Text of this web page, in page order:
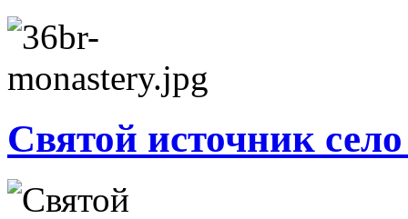
Святой источник